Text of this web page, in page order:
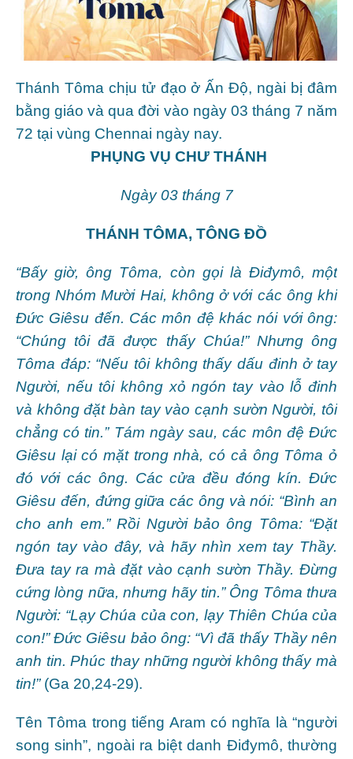
Thánh Tôma chịu tử đạo ở Ấn Độ, ngài bị đâm
bằng giáo và qua đời vào ngày 03 tháng 7 năm
72 tại vùng Chennai ngày nay.
PHỤNG VỤ CHƯ THÁNH
Ngày 03 tháng 7
THÁNH TÔMA, TÔNG ĐỒ
“Bấy giờ, ông Tôma, còn gọi là Điđymô, một
trong Nhóm Mười Hai, không ở với các ông khi
Đức Giêsu đến. Các môn đệ khác nói với ông:
“Chúng tôi đã được thấy Chúa!” Nhưng ông
Tôma đáp: “Nếu tôi không thấy dấu đinh ở tay
Người, nếu tôi không xỏ ngón tay vào lỗ đinh
và không đặt bàn tay vào cạnh sườn Người, tôi
chẳng có tin.” Tám ngày sau, các môn đệ Đức
Giêsu lại có mặt trong nhà, có cả ông Tôma ở
đó với các ông. Các cửa đều đóng kín. Đức
Giêsu đến, đứng giữa các ông và nói: “Bình an
cho anh em.” Rồi Người bảo ông Tôma: “Đặt
ngón tay vào đây, và hãy nhìn xem tay Thầy.
Đưa tay ra mà đặt vào cạnh sườn Thầy. Đừng
cứng lòng nữa, nhưng hãy tin.” Ông Tôma thưa
Người: “Lạy Chúa của con, lạy Thiên Chúa của
con!” Đức Giêsu bảo ông: “Vì đã thấy Thầy nên
anh tin. Phúc thay những người không thấy mà
tin!”(Ga 20,24-29).
Tên Tôma trong tiếng Aram có nghĩa là “người
song sinh”, ngoài ra biệt danh Điđymô, thường